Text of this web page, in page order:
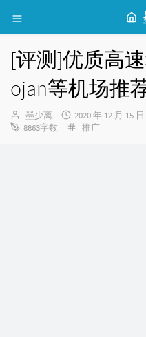
[评测]优质高
ojan等机场推
博
主：
墨少离
发
布
2020 年 12 月 15 日
8863字数
分
推广